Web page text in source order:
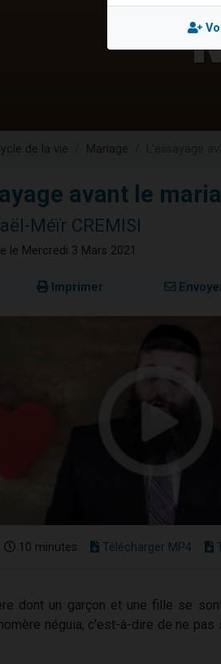
Il reste 49 places pour
de la vie Mariage
avant le
Méïr CREMISI
le Mercredi 3 Mars 2021
Imprimer
10 minutes Télécharger MP4
dont un garçon et une fille se
néguia, c'est-à-dire de ne